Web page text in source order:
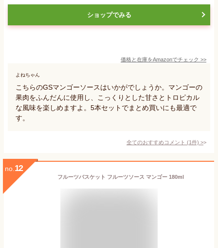
ショップでみる
価格と在庫をAmazonでチェック >>
よねちゃん
こちらのGSマンゴーソースはいかがでしょうか。マンゴーの
果肉をふんだんに使用し、こっくりとした甘さとトロピカル
な風味を楽しめますよ。5本セットでまとめ買いにも最適で
す。
全てのおすすめコメント (1件) >
no. 12
フルーツバスケット フルーツソース マンゴー 180ml